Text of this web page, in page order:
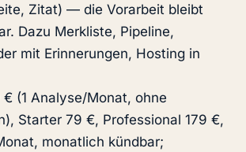
Zitat) — die Vorarbeit bleibt
Dazu Merkliste, Pipeline,
mit Erinnerungen, Hosting in
€ (1 Analyse/Monat, ohne
Starter 79 €, Professional 179 €,
monatlich kündbar;